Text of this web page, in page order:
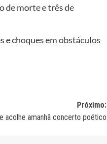
de morte e três de
e choques em obstáculos
Próximo:
acolhe amanhã concerto poético